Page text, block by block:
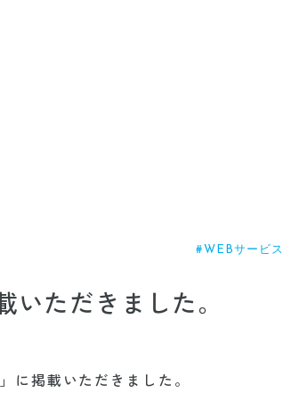
#WEBサービス
いただきました。
」に掲載いただきました。